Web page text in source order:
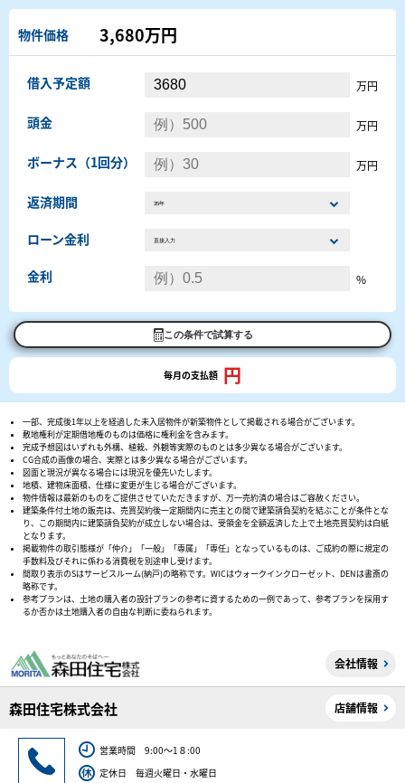
物件価格 3,680万円
借入予定額 万円
頭金 万円
ボーナス（1回分） 万円
返済期間
ローン金利
金利 %
この条件で試算する
毎月の支払額 円
一部、完成後1年以上を経過した未入居物件が新築物件として掲載される場合がございます。
敷地権利が定期借地権のものは価格に権利金を含みます。
完成予想図はいずれも外構、植栽、外観等実際のものとは多少異なる場合がございます。
CG合成の画像の場合、実際とは多少異なる場合がございます。
図面と現況が異なる場合には現況を優先いたします。
地積、建物床面積、仕様に変更が生じる場合がございます。
物件情報は最新のものをご提供させていただきますが、万一売約済の場合はご容赦ください。
建築条件付土地の販売は、売買契約後一定期間内に売主との間で建築請負契約を結ぶことが条件とな
り、この期間内に建築請負契約が成立しない場合は、受領金を全額返済した上で土地売買契約は白紙
となります。
掲載物件の取引態様が「仲介」「一般」「専属」「専任」となっているものは、ご成約の際に規定の
手数料及びそれに係わる消費税を別途申し受けます。
間取り表示のSはサービスルーム(納戸)の略称です。WICはウォークインクローゼット、DENは書斎の
略称です。
参考プランは、土地の購入者の設計プランの参考に資するための一例であって、参考プランを採用す
るか否かは土地購入者の自由な判断に委ねられます。
会社情報
森田住宅株式会社 店舗情報
営業時間 9:00～1８:00
定休日 毎週火曜日・水曜日